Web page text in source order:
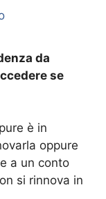
da
se
è in
oppure
a un conto
si rinnova in